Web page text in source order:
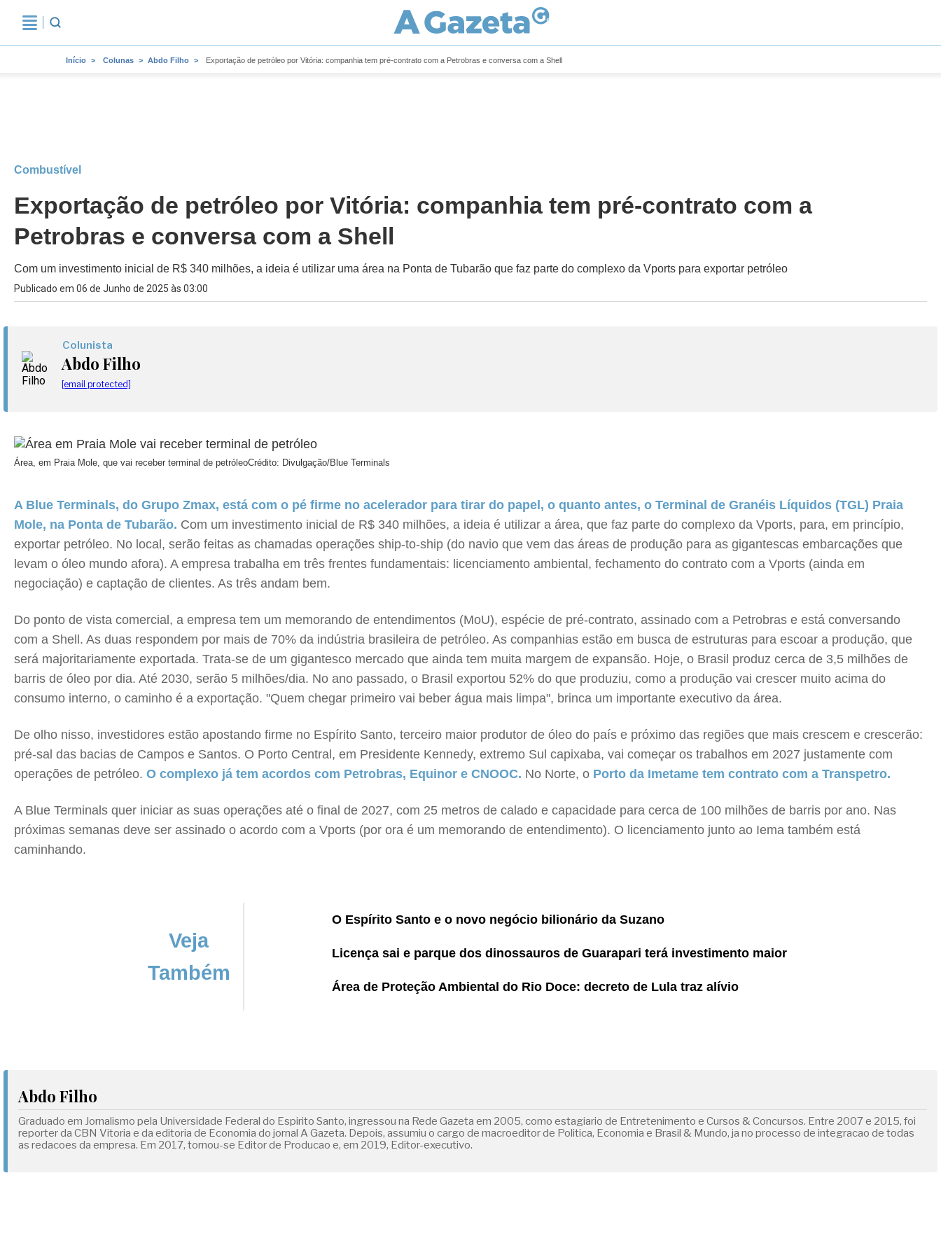
Início Colunas Abdo Filho Exportação de petróleo por Vitória: companhia tem pré-contrato com a Petrobras e conversa com a Shell
Combustível
Exportação de petróleo por Vitória: companhia tem pré-contrato com a
Petrobras e conversa com a Shell
Com um investimento inicial de R$ 340 milhões, a ideia é utilizar uma área na Ponta de Tubarão que faz parte do complexo da Vports para exportar petróleo
Publicado em 06 de Junho de 2025 às 03:00
Colunista
Abdo Filho
[email protected]
Área, em Praia Mole, que vai receber terminal de petróleoCrédito: Divulgação/Blue Terminals
A Blue Terminals, do Grupo Zmax, está com o pé firme no acelerador para tirar do papel, o quanto antes, o Terminal de Granéis Líquidos (TGL) Praia
Mole, na Ponta de Tubarão. Com um investimento inicial de R$ 340 milhões, a ideia é utilizar a área, que faz parte do complexo da Vports, para, em princípio,
exportar petróleo. No local, serão feitas as chamadas operações ship-to-ship (do navio que vem das áreas de produção para as gigantescas embarcações que
levam o óleo mundo afora). A empresa trabalha em três frentes fundamentais: licenciamento ambiental, fechamento do contrato com a Vports (ainda em
negociação) e captação de clientes. As três andam bem.
Do ponto de vista comercial, a empresa tem um memorando de entendimentos (MoU), espécie de pré-contrato, assinado com a Petrobras e está conversando
com a Shell. As duas respondem por mais de 70% da indústria brasileira de petróleo. As companhias estão em busca de estruturas para escoar a produção, que
será majoritariamente exportada. Trata-se de um gigantesco mercado que ainda tem muita margem de expansão. Hoje, o Brasil produz cerca de 3,5 milhões de
barris de óleo por dia. Até 2030, serão 5 milhões/dia. No ano passado, o Brasil exportou 52% do que produziu, como a produção vai crescer muito acima do
consumo interno, o caminho é a exportação. "Quem chegar primeiro vai beber água mais limpa", brinca um importante executivo da área.
De olho nisso, investidores estão apostando firme no Espírito Santo, terceiro maior produtor de óleo do país e próximo das regiões que mais crescem e crescerão:
pré-sal das bacias de Campos e Santos. O Porto Central, em Presidente Kennedy, extremo Sul capixaba, vai começar os trabalhos em 2027 justamente com
operações de petróleo. O complexo já tem acordos com Petrobras, Equinor e CNOOC. No Norte, o Porto da Imetame tem contrato com a Transpetro.
A Blue Terminals quer iniciar as suas operações até o final de 2027, com 25 metros de calado e capacidade para cerca de 100 milhões de barris por ano. Nas
próximas semanas deve ser assinado o acordo com a Vports (por ora é um memorando de entendimento). O licenciamento junto ao Iema também está
caminhando.
Veja
Também
O Espírito Santo e o novo negócio bilionário da Suzano
Licença sai e parque dos dinossauros de Guarapari terá investimento maior
Área de Proteção Ambiental do Rio Doce: decreto de Lula traz alívio
Abdo Filho
Graduado em Jornalismo pela Universidade Federal do Espirito Santo, ingressou na Rede Gazeta em 2005, como estagiario de Entretenimento e Cursos & Concursos. Entre 2007 e 2015, foi
reporter da CBN Vitoria e da editoria de Economia do jornal A Gazeta. Depois, assumiu o cargo de macroeditor de Politica, Economia e Brasil & Mundo, ja no processo de integracao de todas
as redacoes da empresa. Em 2017, tornou-se Editor de Producao e, em 2019, Editor-executivo.